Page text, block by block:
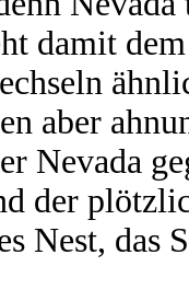
damit
aber
Nevada
der
Nest, das